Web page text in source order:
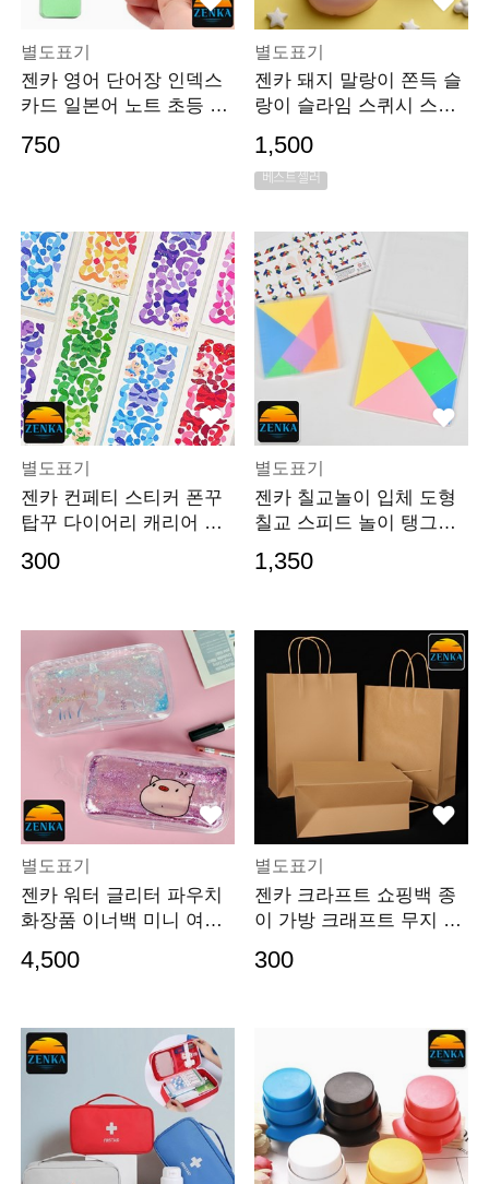
별도표기
젠카 영어 단어장 인덱스
카드 일본어 노트 초등 단
어 공부 암기
750
별도표기
젠카 돼지 말랑이 쫀득 슬
랑이 슬라임 스퀴시 스트
득 장난감
1,500
베스트셀러
별도표기
젠카 컨페티 스티커 폰꾸
탑꾸 다이어리 캐리어 꾸
스텀 소형 세트
300
별도표기
젠카 칠교놀이 입체 도형
칠교 스피드 놀이 탱그램
1,350
별도표기
젠카 워터 글리터 파우치
화장품 이너백 미니 여행
4,500
별도표기
젠카 크라프트 쇼핑백 종
이 가방 크래프트 무지 종
심플 선물 소형
300